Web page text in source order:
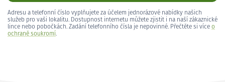
Adresu a telefonní číslo vyplňujete za účelem jednorázové nabídky našich
služeb pro vaši lokalitu. Dostupnost internetu můžete zjistit i na naší zákaznické
lince nebo pobočkách. Zadání telefonního čísla je nepovinné. Přečtěte si více o
ochraně soukromí.